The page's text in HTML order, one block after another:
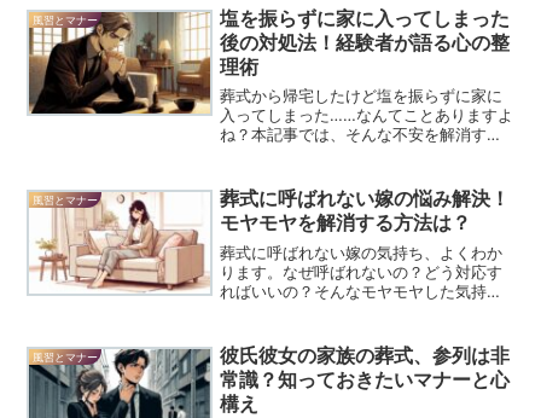
す。
風習とマナー
塩を振らずに家に入ってしまった
後の対処法！経験者が語る心の整
理術
葬式から帰宅したけど塩を振らずに家に
入ってしまった……なんてことありますよ
ね？本記事では、そんな不安を解消する
応すべきか、さらには塩を振る習慣に対
する新しい考え方まで、詳しくお伝えし
ます。気になる方は、ぜひチェックして
みてください。
風習とマナー
葬式に呼ばれない嫁の悩み解決！
モヤモヤを解消する方法は？
葬式に呼ばれない嫁の気持ち、よくわか
ります。なぜ呼ばれないの？どう対応す
ればいいの？そんなモヤモヤした気持ち
く解説。さらに、この経験を前向きに捉
えるヒントも紹介。義理の家族との関係
に悩む嫁さんに、心の整理をつけるため
のアドバイスをお届けします。
風習とマナー
彼氏彼女の家族の葬式、参列は非
常識？知っておきたいマナーと心
構え